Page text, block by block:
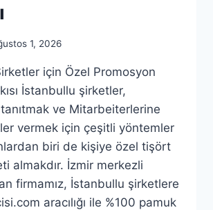
1, 2026
için Özel Promosyon
İstanbullu şirketler,
tanıtmak ve Mitarbeiterlerine
vermek için çeşitli yöntemler
biri de kişiye özel tişört
almakdır. İzmir merkezli
firmamız, İstanbullu şirketlere
aracılığı ile %100 pamuk